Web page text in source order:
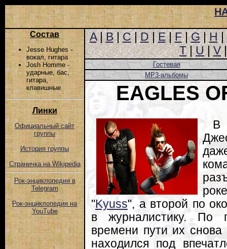
Состав
Jesse Hughes -
вокал, гитара
Josh Homme -
ударные, бас,
гитара,
клавишные
Линки
Официальный сайт
группы
История группы
Страничка на Wikipedia
Рок-энциклопедия в
Telegram
Рок-энциклопедия на
YouTube
A|B|C|D|E|F|G|H|
T|U|V
Гостевая
MP3-альбомы
EAGLES
В
"Kyuss", а второй по
в журналистику. По
времени пути их
находился под